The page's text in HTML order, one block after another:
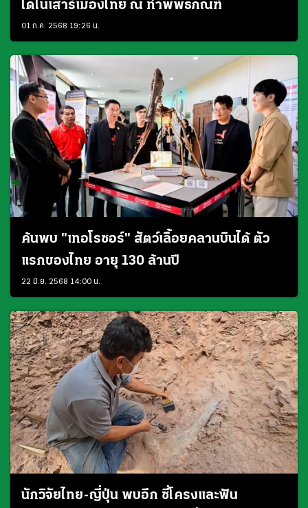
ไดโนเสาร์เมืองไทย ณ ท่าพิพิธภัณฑ์
01 ก.ค. 2568 19:26 น.
ค้นพบ "เทอโรซอร์" สัตว์เลื้อยคลานบินได้ ตัว
แรกของไทย อายุ 130 ล้านปี
22 มิ.ย. 2568 14:00 น.
นักวิจัยไทย-ญี่ปุ่น พบอีก ซี่โครงและฟัน